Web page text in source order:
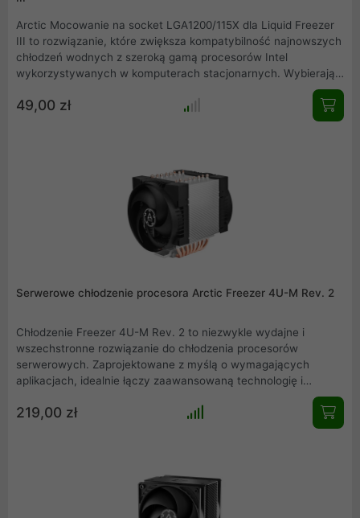
Arctic Mocowanie na socket LGA1200/115X dla Liquid Freezer
III to rozwiązanie, które zwiększa kompatybilność najnowszych
chłodzeń wodnych z szeroką gamą procesorów Intel
wykorzystywanych w komputerach stacjonarnych. Wybierając
to mocowanie, zyskujesz pewność, że Twoja stacja robocza
lub komputer do gier będzie chłodzony wydajnie i
entuzjastów i profesjonalistów stawiających na niezawodność i
49,00 zł
Serwerowe chłodzenie procesora Arctic Freezer 4U-M Rev. 2
Chłodzenie Freezer 4U-M Rev. 2 to niezwykle wydajne i
wszechstronne rozwiązanie do chłodzenia procesorów
serwerowych. Zaprojektowane z myślą o wymagających
aplikacjach, idealnie łączy zaawansowaną technologię i
procesorów, w tym Intel LGA 4189 i AMD SP3. Jego wyjątkowa
energii, co czyni go niezwykle efektywnym.
219,00 zł